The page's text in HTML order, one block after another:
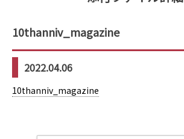
10thanniv_magazine
2022.04.06
10thanniv_magazine